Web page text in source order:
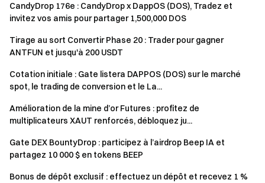
CandyDrop 176e : CandyDrop x DappOS (DOS), Tradez et
invitez vos amis pour partager 1,500,000 DOS
Tirage au sort Convertir Phase 20 : Trader pour gagner
ANTFUN et jusqu'à 200 USDT
Cotation initiale : Gate listera DAPPOS (DOS) sur le marché
spot, le trading de conversion et le La...
Amélioration de la mine d’or Futures : profitez de
multiplicateurs XAUT renforcés, débloquez ju...
Gate DEX BountyDrop : participez à l’airdrop Beep IA et
partagez 10 000 $ en tokens BEEP
Bonus de dépôt exclusif : effectuez un dépôt et recevez 1 %